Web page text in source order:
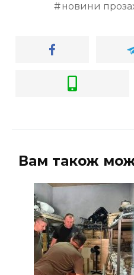
новини
Вам також